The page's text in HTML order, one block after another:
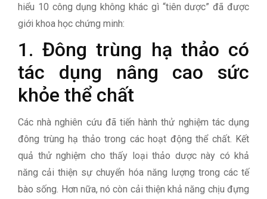
hiểu 10 công dụng không khác gì “tiên dược” đã được
giới khoa học chứng minh:
1. Đông trùng hạ thảo có
tác dụng nâng cao sức
khỏe thể chất
Các nhà nghiên cứu đã tiến hành thử nghiệm tác dụng
đông trùng hạ thảo trong các hoạt động thể chất. Kết
quả thử nghiệm cho thấy loại thảo dược này có khả
năng cải thiện sự chuyển hóa năng lượng trong các tế
bào sống. Hơn nữa, nó còn cải thiện khả năng chịu đựng